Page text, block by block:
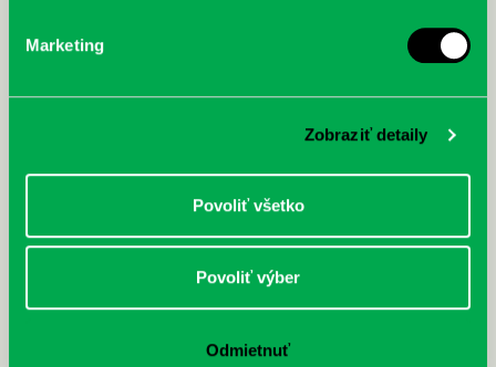
Marketing
Zobraziť detaily
Povoliť všetko
Povoliť výber
Odmietnuť
Sprievodca po hviezdnej oblohe
kompletný sprievodca